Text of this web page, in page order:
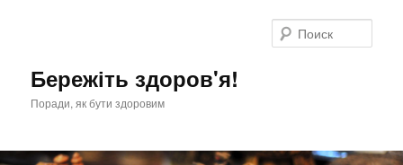
Бережіть здоров'я!
Поради, як бути здоровим